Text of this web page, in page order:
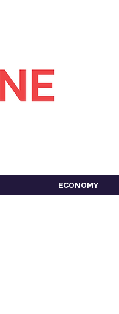
ECONOMY